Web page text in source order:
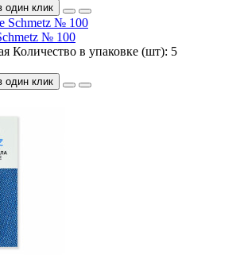
один клик
№ 100
Количество в упаковке (шт): 5
один клик